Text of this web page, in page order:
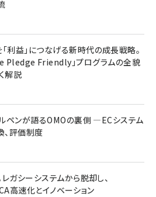
利益」につなげる新時代の成長戦略。
Friendly」プログラムの全貌
解説
ペンが語るOMOの裏側 ―ECシステム
、評価制度
ガシーシステムから脱却し、
高速化とイノベーション